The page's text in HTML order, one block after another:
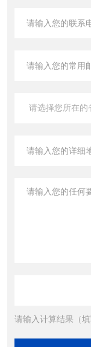
请输入计算结果（